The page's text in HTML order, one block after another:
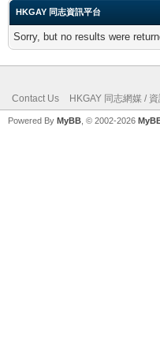
HKGAY 同志資訊平台
Sorry, but no results were
Contact Us HKGAY 同志網媒 /
Powered By MyBB , © 2002-2026